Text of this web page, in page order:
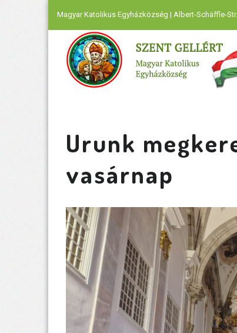
Magyar Katolikus Egyházközség | Albert-Schäffle-
Urunk
vasárnap